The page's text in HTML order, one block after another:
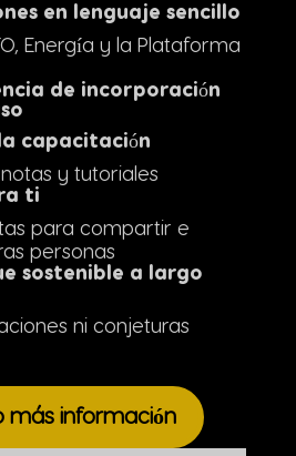
en lenguaje sencillo
Energía y la Plataforma
de incorporación
capacitación
y tutoriales
ti
para compartir e
personas
sostenible a largo
ni conjeturas
más información